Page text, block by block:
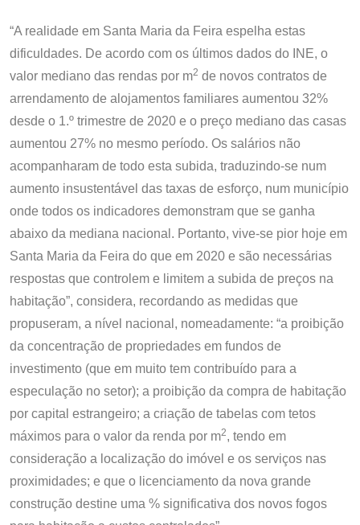
“A realidade em Santa Maria da Feira espelha estas
dificuldades. De acordo com os últimos dados do INE, o
valor mediano das rendas por m2 de novos contratos de
arrendamento de alojamentos familiares aumentou 32%
desde o 1.º trimestre de 2020 e o preço mediano das casas
aumentou 27% no mesmo período. Os salários não
acompanharam de todo esta subida, traduzindo-se num
aumento insustentável das taxas de esforço, num município
onde todos os indicadores demonstram que se ganha
abaixo da mediana nacional. Portanto, vive-se pior hoje em
Santa Maria da Feira do que em 2020 e são necessárias
respostas que controlem e limitem a subida de preços na
habitação”, considera, recordando as medidas que
propuseram, a nível nacional, nomeadamente: “a proibição
da concentração de propriedades em fundos de
investimento (que em muito tem contribuído para a
especulação no setor); a proibição da compra de habitação
por capital estrangeiro; a criação de tabelas com tetos
máximos para o valor da renda por m2, tendo em
consideração a localização do imóvel e os serviços nas
proximidades; e que o licenciamento da nova grande
construção destine uma % significativa dos novos fogos